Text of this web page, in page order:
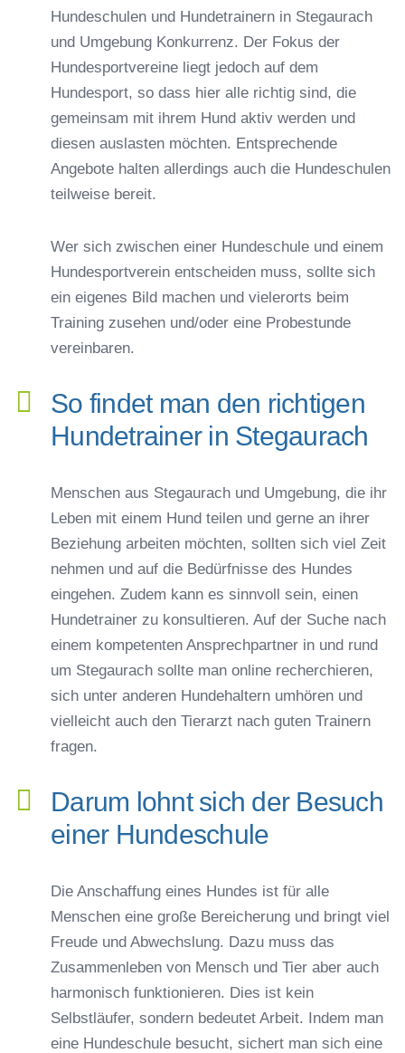
Hundeschulen und Hundetrainern in Stegaurach
und Umgebung Konkurrenz. Der Fokus der
Hundesportvereine liegt jedoch auf dem
Hundesport, so dass hier alle richtig sind, die
gemeinsam mit ihrem Hund aktiv werden und
diesen auslasten möchten. Entsprechende
Angebote halten allerdings auch die Hundeschulen
teilweise bereit.
Wer sich zwischen einer Hundeschule und einem
Hundesportverein entscheiden muss, sollte sich
ein eigenes Bild machen und vielerorts beim
Training zusehen und/oder eine Probestunde
vereinbaren.
So findet man den richtigen
Hundetrainer in Stegaurach
Menschen aus Stegaurach und Umgebung, die ihr
Leben mit einem Hund teilen und gerne an ihrer
Beziehung arbeiten möchten, sollten sich viel Zeit
nehmen und auf die Bedürfnisse des Hundes
eingehen. Zudem kann es sinnvoll sein, einen
Hundetrainer zu konsultieren. Auf der Suche nach
einem kompetenten Ansprechpartner in und rund
um Stegaurach sollte man online recherchieren,
sich unter anderen Hundehaltern umhören und
vielleicht auch den Tierarzt nach guten Trainern
fragen.
Darum lohnt sich der Besuch
einer Hundeschule
Die Anschaffung eines Hundes ist für alle
Menschen eine große Bereicherung und bringt viel
Freude und Abwechslung. Dazu muss das
Zusammenleben von Mensch und Tier aber auch
harmonisch funktionieren. Dies ist kein
Selbstläufer, sondern bedeutet Arbeit. Indem man
eine Hundeschule besucht, sichert man sich eine